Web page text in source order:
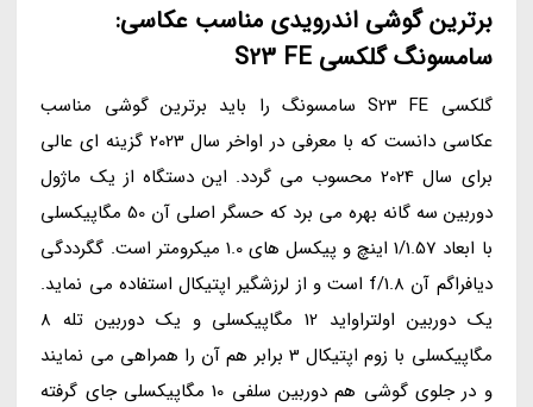
برترین گوشی اندرویدی مناسب عکاسی:
سامسونگ گلکسی S23 FE
گلکسی S23 FE سامسونگ را باید برترین گوشی مناسب
عکاسی دانست که با معرفی در اواخر سال 2023 گزینه ای عالی
برای سال 2024 محسوب می گردد. این دستگاه از یک ماژول
دوربین سه گانه بهره می برد که حسگر اصلی آن 50 مگاپیکسلی
با ابعاد 1/1.57 اینچ و پیکسل های 1.0 میکرومتر است. گگرددگی
دیافراگم آن f/1.8 است و از لرزشگیر اپتیکال استفاده می نماید.
یک دوربین اولتراواید 12 مگاپیکسلی و یک دوربین تله 8
مگاپیکسلی با زوم اپتیکال 3 برابر هم آن را همراهی می نمایند
و در جلوی گوشی هم دوربین سلفی 10 مگاپیکسلی جای گرفته